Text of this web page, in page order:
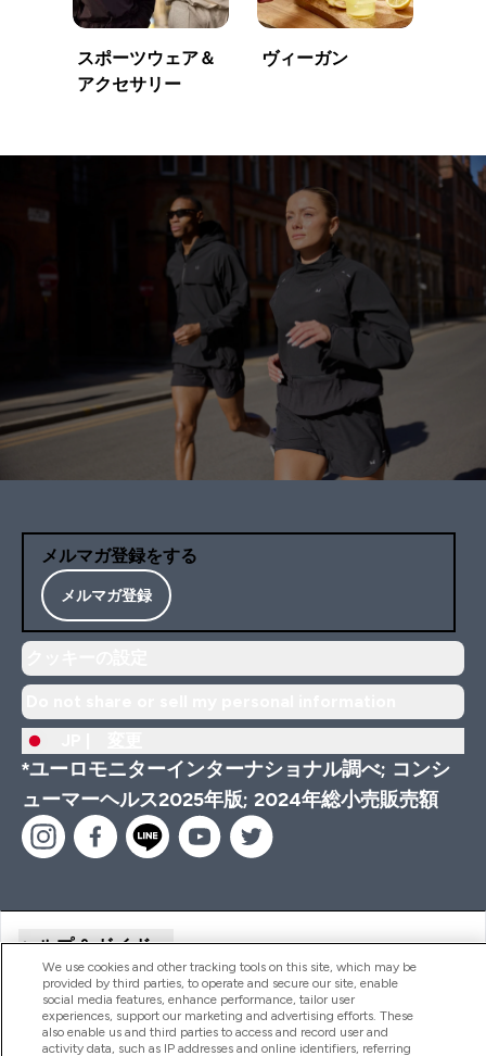
スポーツウェア＆
アクセサリー
ヴィーガン
メルマガ登録をする
メルマガ登録
*ユーロモニターインターナショナル調べ; コンシ
ューマーヘルス2025年版; 2024年総小売販売額
ヘルプ＆ガイド
商品について
We use cookies and other tracking tools on this site, which may be
provided by third parties, to operate and secure our site, enable
social media features, enhance performance, tailor user
experiences, support our marketing and advertising efforts. These
also enable us and third parties to access and record user and
activity data, such as IP addresses and online identifiers, referring